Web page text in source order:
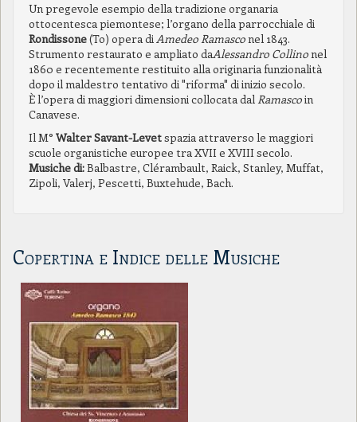
Un pregevole esempio della tradizione organaria
ottocentesca piemontese; l’organo della parrocchiale di
Rondissone(To) opera diAmedeo Ramasconel 1843.
Strumento restaurato e ampliato daAlessandro Collinonel
1860 e recentemente restituito alla originaria funzionalità
dopo il maldestro tentativo di "riforma" di inizio secolo.
È l’opera di maggiori dimensioni collocata dalRamascoin
Canavese.
Il M° Walter Savant-Levetspazia attraverso le maggiori
scuole organistiche europee tra XVII e XVIII secolo.
Musiche di:Balbastre, Clérambault, Raick, Stanley, Muffat,
Zipoli, Valerj, Pescetti, Buxtehude, Bach.
Copertina e Indice delle Musiche